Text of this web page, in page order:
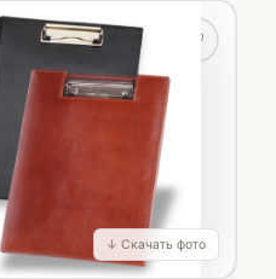
♡
↓ Скачать фото